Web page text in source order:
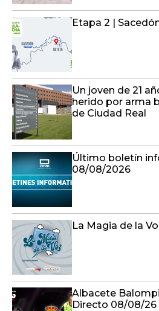
Etapa 2 |
Un joven de 21
herido por arma
de Ciudad Real
Último boletín
08/08/2026
La Magia de la
Albacete
Directo 08/08/26